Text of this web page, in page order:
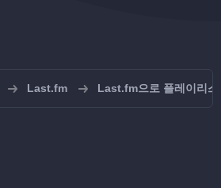
Last.fm Last.fm으로 플레이리스